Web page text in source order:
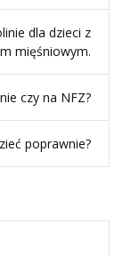
dla dzieci z
mięśniowym.
czy na NFZ?
poprawnie?